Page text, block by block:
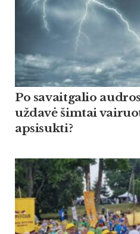
Po savaitgalio
uždavė šimtai
apsisukti?